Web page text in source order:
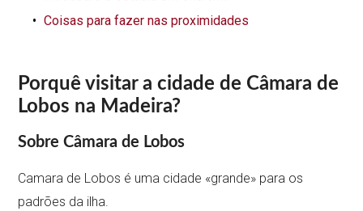
Coisas para fazer nas proximidades
Porquê visitar a cidade de Câmara de
Lobos na Madeira?
Sobre Câmara de Lobos
Camara de Lobos é uma cidade «grande» para os
padrões da ilha.